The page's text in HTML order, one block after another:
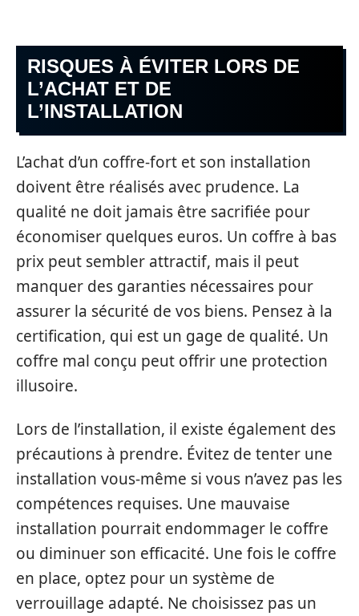
RISQUES À ÉVITER LORS DE
L’ACHAT ET DE
L’INSTALLATION
L’achat d’un coffre-fort et son installation
doivent être réalisés avec prudence. La
qualité ne doit jamais être sacrifiée pour
économiser quelques euros. Un coffre à bas
prix peut sembler attractif, mais il peut
manquer des garanties nécessaires pour
assurer la sécurité de vos biens. Pensez à la
certification, qui est un gage de qualité. Un
coffre mal conçu peut offrir une protection
illusoire.
Lors de l’installation, il existe également des
précautions à prendre. Évitez de tenter une
installation vous-même si vous n’avez pas les
compétences requises. Une mauvaise
installation pourrait endommager le coffre
ou diminuer son efficacité. Une fois le coffre
en place, optez pour un système de
verrouillage adapté. Ne choisissez pas un